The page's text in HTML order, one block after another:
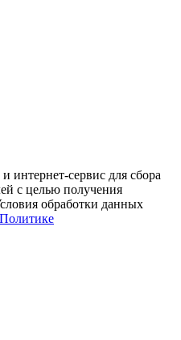
интернет-сервис для сбора
с целью получения
обработки данных